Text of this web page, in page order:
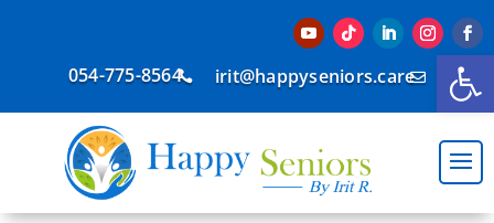
פתח סרגל נגישות

irit@happyseniors.care

054-775-8564